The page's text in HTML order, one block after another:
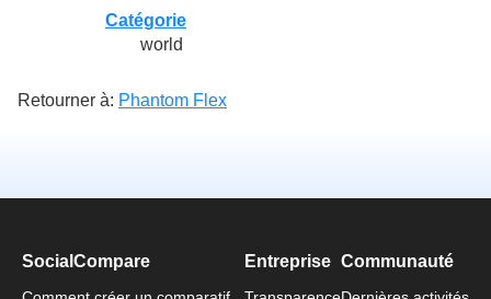
Catégorie
world
Retourner à: Phantom Flex
SocialCompare Entreprise Communauté